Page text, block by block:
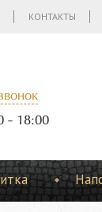
КОНТАКТЫ
- 18:00